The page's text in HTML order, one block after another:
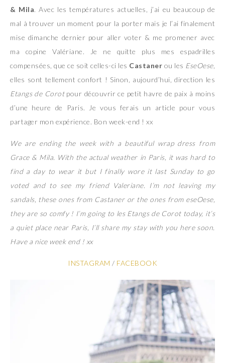
& Mila. Avec les températures actuelles, j’ai eu beaucoup de
mal à trouver un moment pour la porter mais je l’ai finalement
mise dimanche dernier pour aller voter & me promener avec
ma copine Valériane. Je ne quitte plus mes espadrilles
compensées, que ce soit celles-ci les Castaner ou les EseOese,
elles sont tellement confort ! Sinon, aujourd’hui, direction les
Etangs de Corotpour découvrir ce petit havre de paix à moins
d’une heure de Paris. Je vous ferais un article pour vous
partager mon expérience. Bon week-end ! xx
We are ending the week with a beautiful wrap dress from
Grace & Mila. With the actual weather in Paris, it was hard to
find a day to wear it but I finally wore it last Sunday to go
voted and to see my friend Valeriane. I’m not leaving my
sandals, these ones from Castaner or the ones from eseOese,
they are so comfy ! I’m going to les Etangs de Corot today, it’s
a quiet place near Paris, I’ll share my stay with you here soon.
Have a nice week end ! xx
INSTAGRAM / FACEBOOK